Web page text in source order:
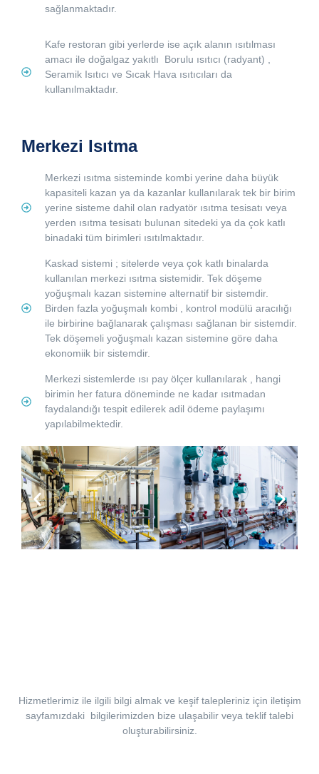
sağlanmaktadır.
Kafe restoran gibi yerlerde ise açık alanın ısıtılması
amacı ile doğalgaz yakıtlı Borulu ısıtıcı (radyant) ,
Seramik Isıtıcı ve Sıcak Hava ısıtıcıları da
kullanılmaktadır.
Merkezi Isıtma
Merkezi ısıtma sisteminde kombi yerine daha büyük
kapasiteli kazan ya da kazanlar kullanılarak tek bir birim
yerine sisteme dahil olan radyatör ısıtma tesisatı veya
yerden ısıtma tesisatı bulunan sitedeki ya da çok katlı
binadaki tüm birimleri ısıtılmaktadır.
Kaskad sistemi ; sitelerde veya çok katlı binalarda
kullanılan merkezi ısıtma sistemidir. Tek döşeme
yoğuşmalı kazan sistemine alternatif bir sistemdir.
Birden fazla yoğuşmalı kombi , kontrol modülü aracılığı
ile birbirine bağlanarak çalışması sağlanan bir sistemdir.
Tek döşemeli yoğuşmalı kazan sistemine göre daha
ekonomiik bir sistemdir.
Merkezi sistemlerde ısı pay ölçer kullanılarak , hangi
birimin her fatura döneminde ne kadar ısıtmadan
faydalandığı tespit edilerek adil ödeme paylaşımı
yapılabilmektedir.
Hizmetlerimiz ile ilgili bilgi almak ve keşif talepleriniz için iletişim
sayfamızdaki bilgilerimizden bize ulaşabilir veya teklif talebi
oluşturabilirsiniz.